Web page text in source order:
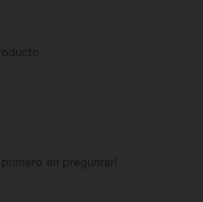
en preguntar!